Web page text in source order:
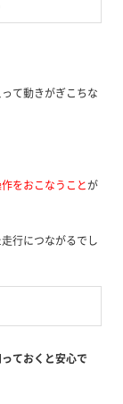
て動きがぎこちな
をおこなうことが
行につながるでし
ておくと安心で